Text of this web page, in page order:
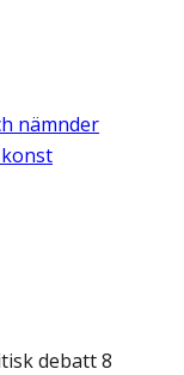
nämnder
debatt 8